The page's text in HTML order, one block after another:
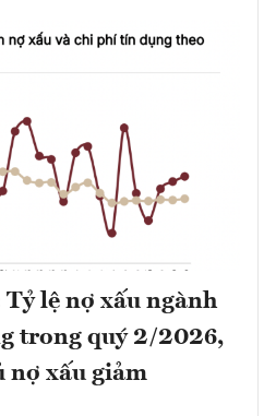
Tỷ lệ nợ xấu ngành
trong quý 2/2026,
nợ xấu giảm